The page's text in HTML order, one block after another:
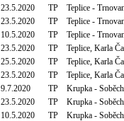
23.5.2020 TP
Teplice -
23.5.2020 TP
Teplice -
10.5.2020 TP
Teplice -
23.5.2020 TP
Teplice, Karla
25.5.2020 TP
Teplice, Karla
23.5.2020 TP
Teplice, Karla
9.7.2020 TP
Krupka -
23.5.2020 TP
Krupka -
10.5.2020 TP
Krupka -